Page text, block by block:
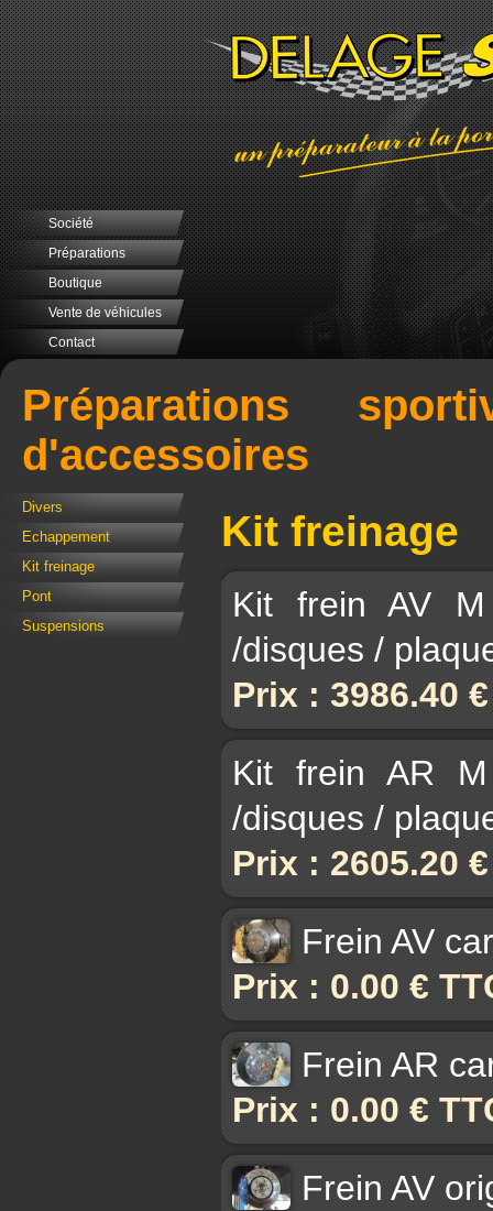
Société
Préparations
Boutique
Vente de véhicules
Contact
Préparations
d'accessoires
Divers
Echappement
Kit freinage
Pont
Suspensions
Kit freinage
Kit frein AV M
/disques /
Prix : 3986.40
Kit frein AR M
/disques /
Prix : 2605.20
Frein AV
Prix : 0.00 €
Frein AR
Prix : 0.00 €
Frein AV